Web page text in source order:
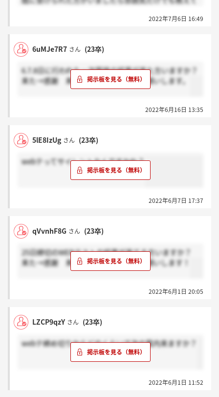
2022年7月6日 16:49
6uMJe7R7 さん (23卒)
6.7.8日に行われた一次面接の結果が来た方いますか？
来た→感謝 来てない→ホント？ お願いします。
2022年6月16日 13:35
5lE8IzUg さん (23卒)
webテってサイレントなんですかね？
2022年6月7日 17:37
qVvnhF8G さん (23卒)
25日締切のWEBテストの結果が来てる方いますか？
来た→感謝 来てない→ホント？ お願いします！
2022年6月1日 20:05
LZCP9qzY さん (23卒)
webテ締め切りからどのくらいで次の案内来ますか？
2022年6月1日 11:52